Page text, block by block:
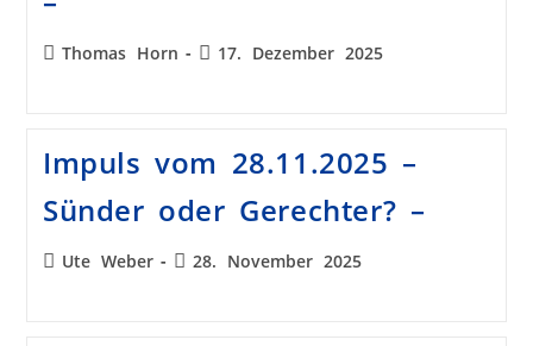
Thomas Horn 17. Dezember 2025
Impuls vom 28.11.2025 –
Sünder oder Gerechter? –
Ute Weber 28. November 2025